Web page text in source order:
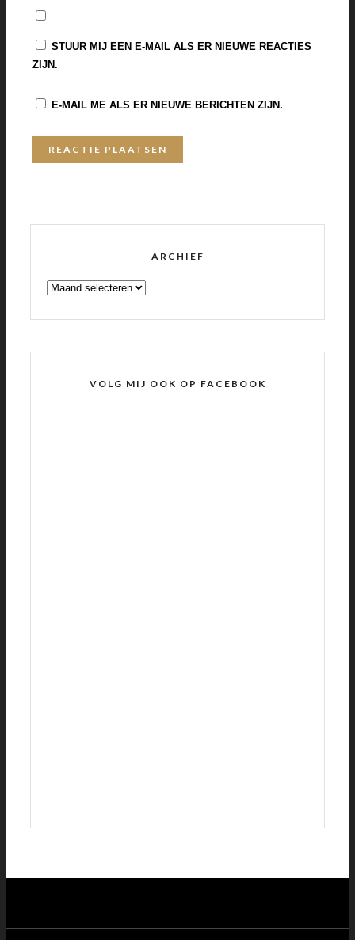
STUUR MIJ EEN E-MAIL ALS ER NIEUWE REACTIES
ZIJN.
E-MAIL ME ALS ER NIEUWE BERICHTEN ZIJN.
ARCHIEF
ARCHIEF
VOLG MIJ OOK OP FACEBOOK